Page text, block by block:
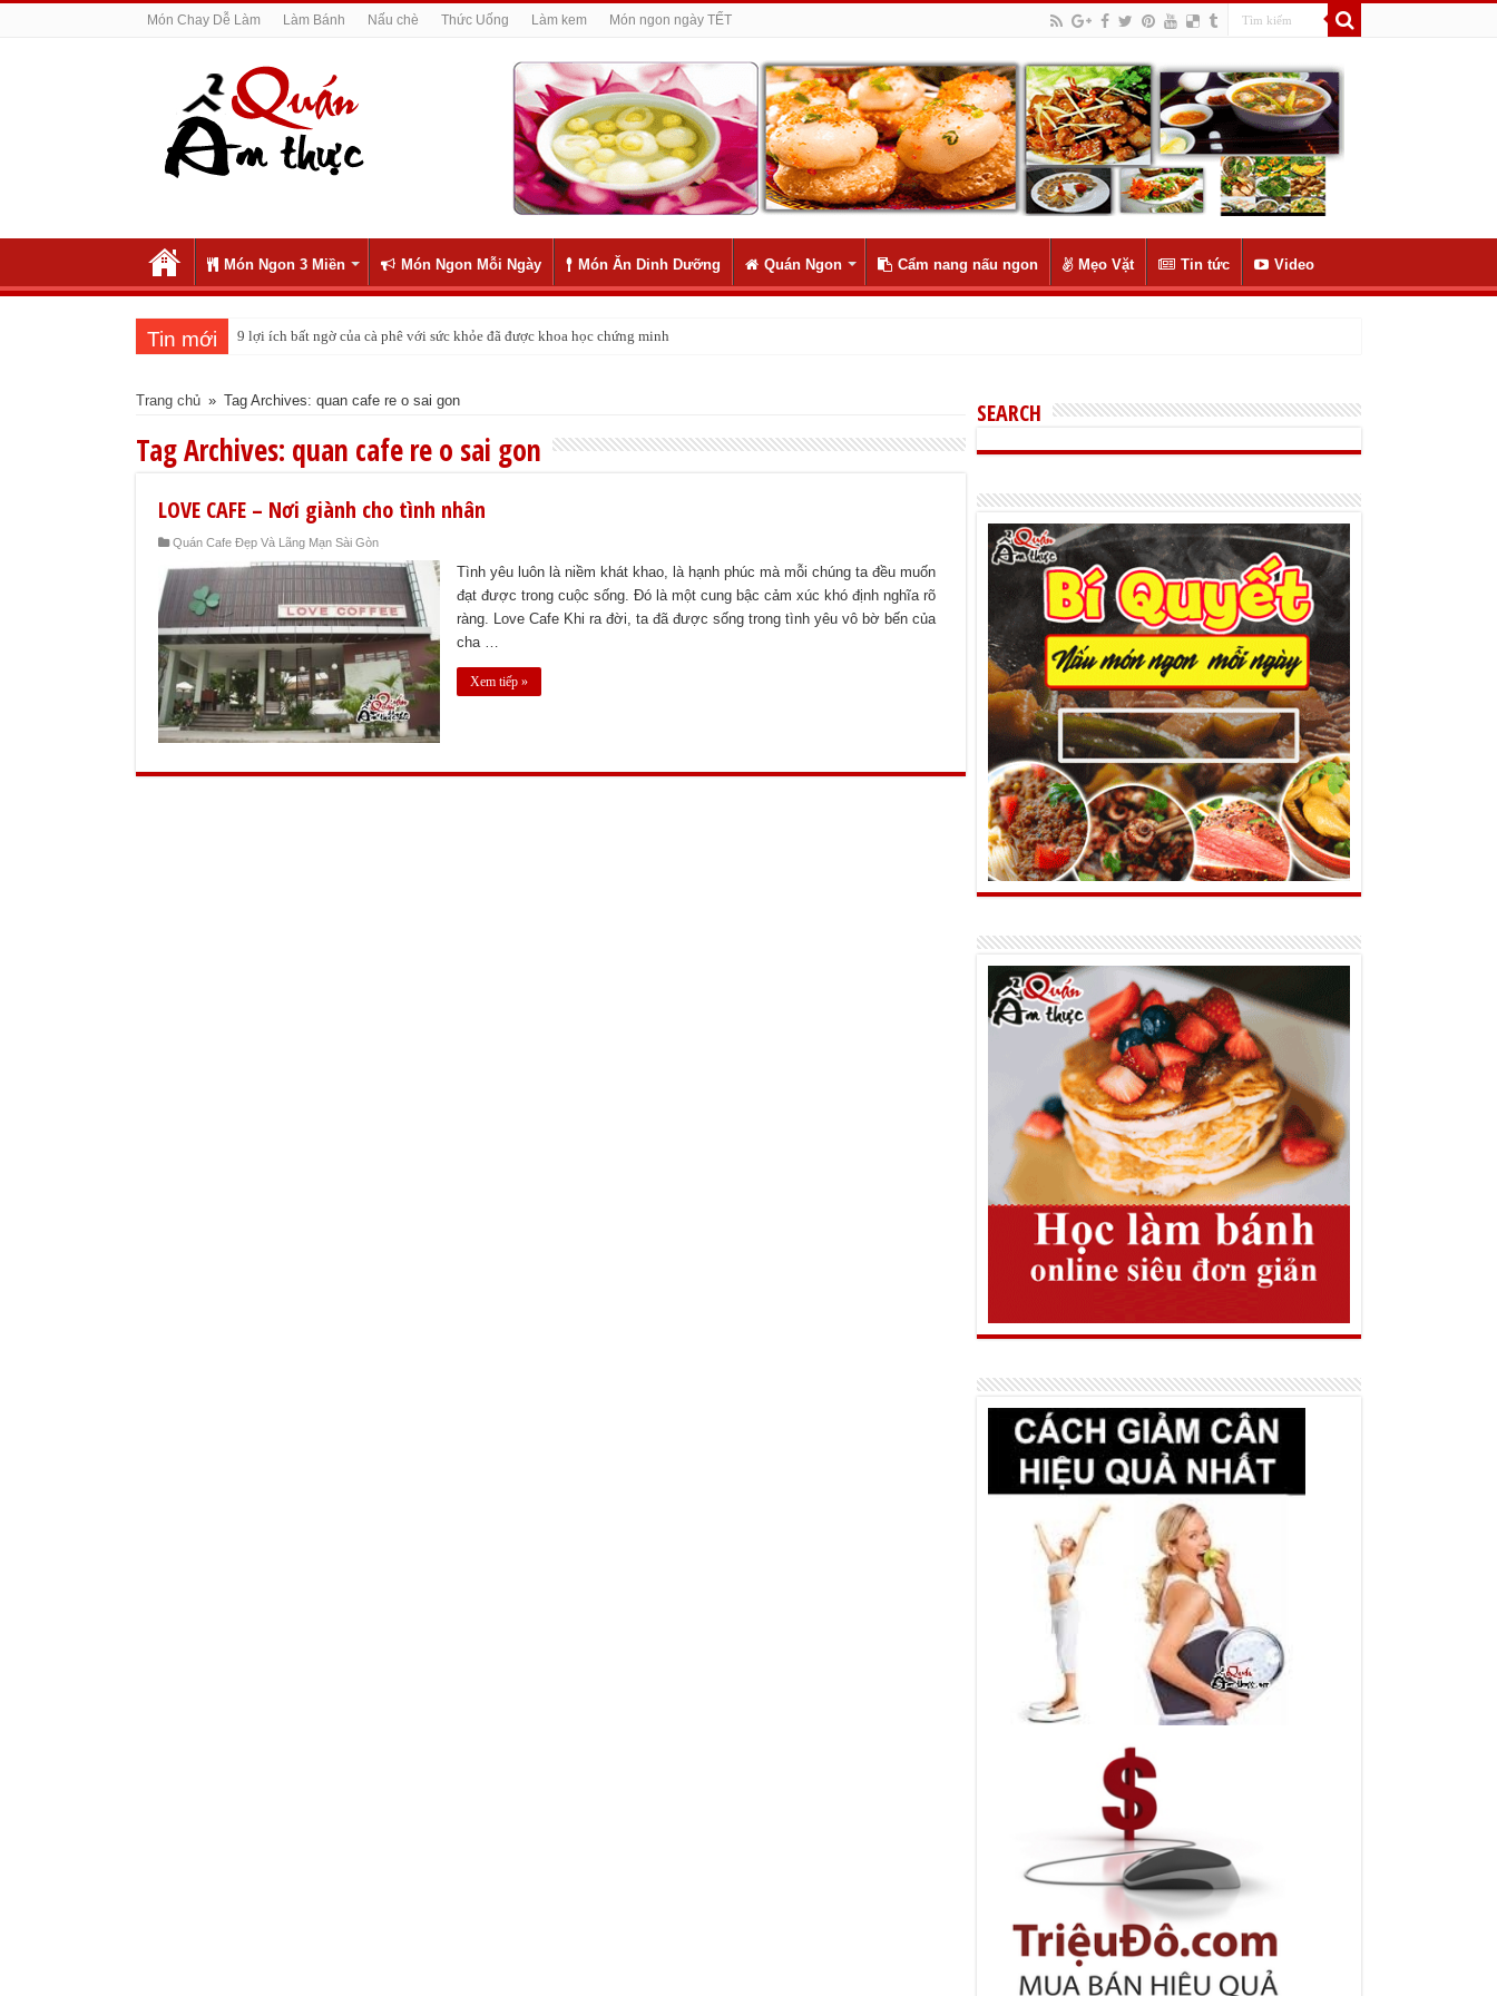
Món Chay Dễ Làm Làm Bánh Nấu chè Thức Uống Làm kem Món ngon ngày TẾT
Món Ngon 3 Miền Món Ngon Mỗi Ngày Món Ăn Dinh Dưỡng Quán Ngon Cẩm nang nấu ngon Mẹo Vặt Tin tức Video
Tin mới 9 lợi ích bất ngờ của cà phê với sức khỏe đã được khoa học chứng minh
Trang chủ » Tag Archives: quan cafe re o sai gon
Tag Archives: quan cafe re o sai gon
LOVE CAFE – Nơi giành cho tình nhân
Quán Cafe Đẹp Và Lãng Mạn Sài Gòn
Tình yêu luôn là niềm khát khao, là hạnh phúc mà mỗi chúng ta đều muốn
đạt được trong cuộc sống. Đó là một cung bậc cảm xúc khó định nghĩa rõ
ràng. Love Cafe Khi ra đời, ta đã được sống trong tình yêu vô bờ bến của
cha …
Xem tiếp »
SEARCH